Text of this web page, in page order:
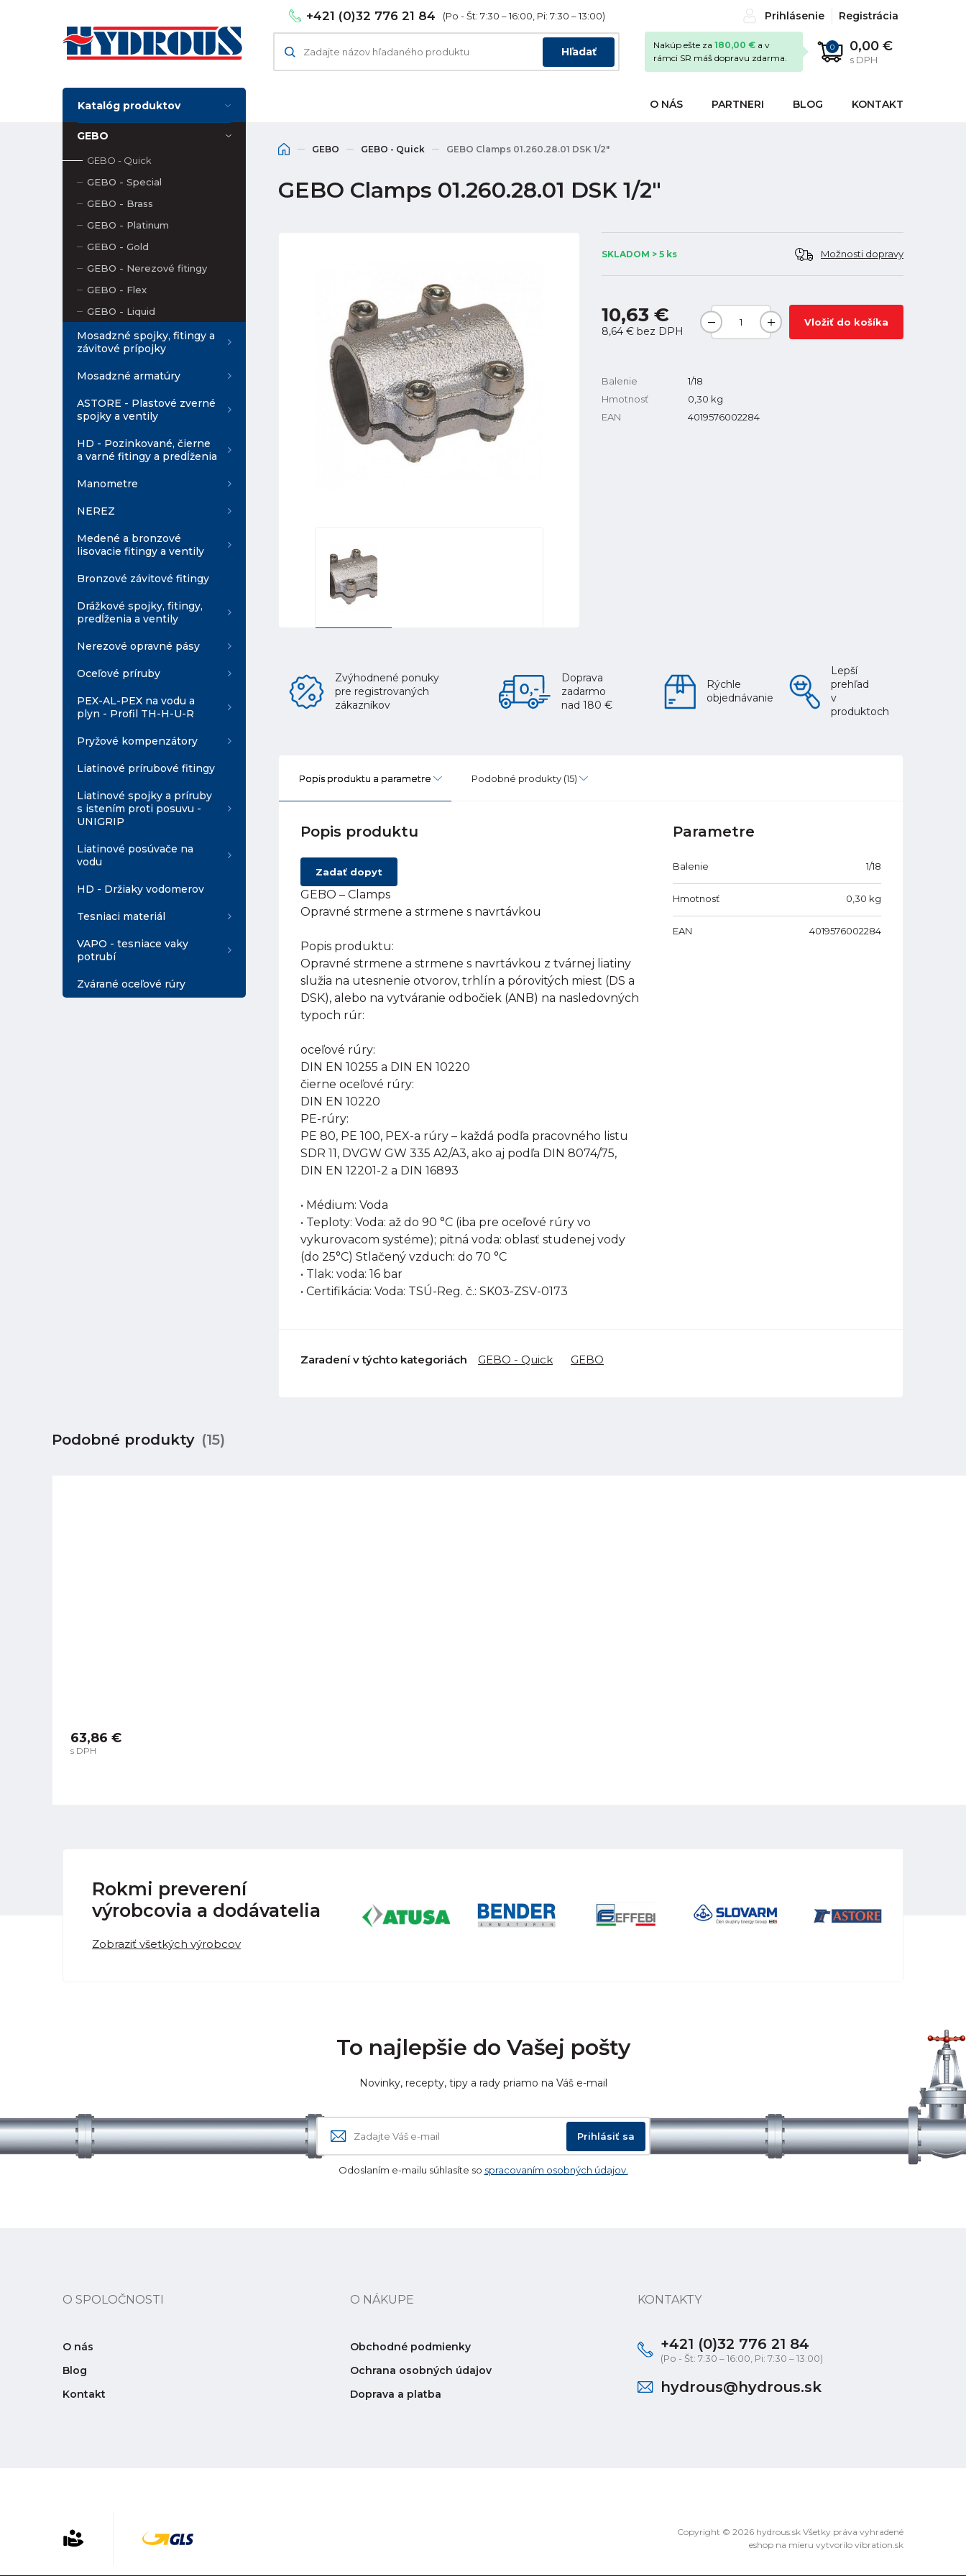
+421 (0)32 776 21 84 (Po - Št: 7:30 – 16:00, Pi: 7:30 – 13:00) Prihlásenie Registrácia
Hľadať 0 0,00 €
s DPH
Nakúp ešte za 180,00 € a v
rámci SR máš dopravu zdarma.
O NÁS PARTNERI BLOG KONTAKT
Katalóg produktov
GEBO
GEBO - Quick
GEBO - Special
GEBO - Brass
GEBO - Platinum
GEBO - Gold
GEBO - Nerezové fitingy
GEBO - Flex
GEBO - Liquid
Mosadzné spojky, fitingy a
závitové prípojky
Mosadzné armatúry
ASTORE - Plastové zverné
spojky a ventily
HD - Pozinkované, čierne
a varné fitingy a predĺženia
Manometre
NEREZ
Medené a bronzové
lisovacie fitingy a ventily
Bronzové závitové fitingy
Drážkové spojky, fitingy,
predĺženia a ventily
Nerezové opravné pásy
Oceľové príruby
PEX-AL-PEX na vodu a
plyn - Profil TH-H-U-R
Pryžové kompenzátory
Liatinové prírubové fitingy
Liatinové spojky a príruby
s istením proti posuvu -
UNIGRIP
Liatinové posúvače na
vodu
HD - Držiaky vodomerov
Tesniaci materiál
VAPO - tesniace vaky
potrubí
Zvárané oceľové rúry
GEBO GEBO - Quick GEBO Clamps 01.260.28.01 DSK 1/2"
GEBO Clamps 01.260.28.01 DSK 1/2"
SKLADOM > 5 ks Možnosti dopravy
10,63 €
8,64 € bez DPH
Vložiť do košíka
Balenie
1/18
Hmotnosť
0,30 kg
EAN
4019576002284
Zvýhodnené ponuky
pre registrovaných
zákazníkov
Doprava
zadarmo
nad 180 €
Rýchle
objednávanie
Lepší
prehľad
v
produktoch
Popis produktu a parametre Podobné produkty (15)
Popis produktu
Zadať dopyt
GEBO – Clamps
Opravné strmene a strmene s navrtávkou
Popis produktu:
Opravné strmene a strmene s navrtávkou z tvárnej liatiny
služia na utesnenie otvorov, trhlín a pórovitých miest (DS a
DSK), alebo na vytváranie odbočiek (ANB) na nasledovných
typoch rúr:
oceľové rúry:
DIN EN 10255 a DIN EN 10220
čierne oceľové rúry:
DIN EN 10220
PE-rúry:
PE 80, PE 100, PEX-a rúry – každá podľa pracovného listu
SDR 11, DVGW GW 335 A2/A3, ako aj podľa DIN 8074/75,
DIN EN 12201-2 a DIN 16893
• Médium: Voda
• Teploty: Voda: až do 90 °C (iba pre oceľové rúry vo
vykurovacom systéme); pitná voda: oblasť studenej vody
(do 25°C) Stlačený vzduch: do 70 °C
• Tlak: voda: 16 bar
• Certifikácia: Voda: TSÚ-Reg. č.: SK03-ZSV-0173
Parametre
Balenie 1/18
Hmotnosť 0,30 kg
EAN 4019576002284
Zaradení v týchto kategoriách GEBO - Quick GEBO
Podobné produkty (15)
63,86 €
s DPH
Rokmi preverení
výrobcovia a dodávatelia
Zobraziť všetkých výrobcov
To najlepšie do Vašej pošty
Novinky, recepty, tipy a rady priamo na Váš e-mail
Prihlásiť sa
Odoslaním e-mailu súhlasíte so spracovaním osobných údajov.
O SPOLOČNOSTI
O nás
Blog
Kontakt
O NÁKUPE
Obchodné podmienky
Ochrana osobných údajov
Doprava a platba
KONTAKTY
+421 (0)32 776 21 84
(Po - Št: 7:30 – 16:00, Pi: 7:30 – 13:00)
hydrous@hydrous.sk
Copyright © 2026 hydrous.sk Všetky práva vyhradené
eshop na mieru vytvorilo vibration.sk